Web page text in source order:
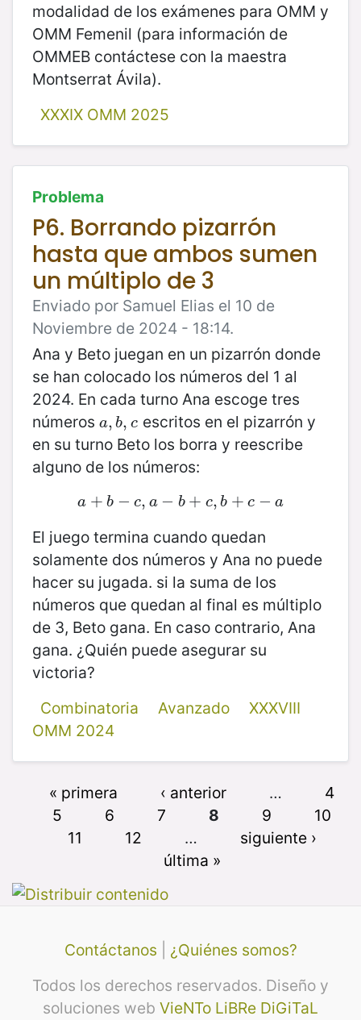
modalidad de los exámenes para OMM y
OMM Femenil (para información de
OMMEB contáctese con la maestra
Montserrat Ávila).
XXXIX OMM 2025
Problema
P6. Borrando pizarrón
hasta que ambos sumen
un múltiplo de 3
Enviado por Samuel Elias el 10 de
Noviembre de 2024 - 18:14.
Ana y Beto juegan en un pizarrón donde
se han colocado los números del 1 al
2024. En cada turno Ana escoge tres
números a, b, c
a,b,c escritos en el pizarrón y
en su turno Beto los borra y reescribe
alguno de los números:
a + b − c, a − b + c, b + c − a
a+b −c,a− b +c ,b+ c−a
El juego termina cuando quedan
solamente dos números y Ana no puede
hacer su jugada. si la suma de los
números que quedan al final es múltiplo
de 3, Beto gana. En caso contrario, Ana
gana. ¿Quién puede asegurar su
victoria?
Combinatoria
Avanzado
XXXVIII
OMM 2024
« primera ‹ anterior …
4
5
6 7 8 9
10
11
12 …
siguiente ›
última »
Contáctanos
¿Quiénes somos?
Todos los derechos reservados. Diseño y
soluciones web VieNTo LiBRe DiGiTaL